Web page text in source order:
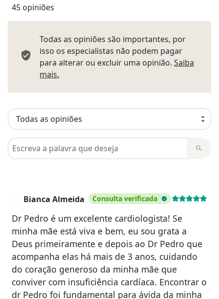
45 opiniões
Todas as opiniões são importantes, por
isso os especialistas não podem pagar
para alterar ou excluir uma opinião. Saiba
mais.
Pesquisar em opiniões
Bianca Almeida Consulta verificada
Dr Pedro é um excelente cardiologista! Se
minha mãe está viva e bem, eu sou grata a
Deus primeiramente e depois ao Dr Pedro que
acompanha elas há mais de 3 anos, cuidando
do coração generoso da minha mãe que
conviver com insuficiência cardíaca. Encontrar o
dr Pedro foi fundamental para ávida da minha